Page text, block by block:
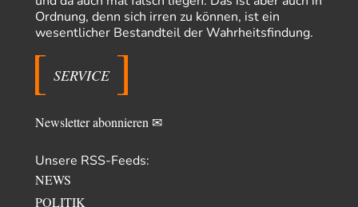
Stefan M
vor 17 Stunden zu:
Masseninvasion von Ceuta: Ein organisierter Angriff
Ja ja, das ist der Fluch der schönen neuen Smartphone-Zeit. Einer ruft und
Zehntausende dackeln…
Schattenland vor 21 Stunden zu:
Unkabarettistische Anstalten
Dem schließe ich mich 100 pro an - das deutsche politische Kabarett ist
tot (Lisa…
YaSavor 22 Stunden zu:
Dissonanzen
Kleine Korrektur: Anders als Moshe Zuckermann schildet gab es in den
1960er und 1970er Jahren…
Ordnung, denn sich irren zu können, ist ein
wesentlicher Bestandteil der Wahrheitsfindung.
SERVICE
Newsletter abonnieren ✉
Unsere RSS-Feeds:
NEWS
POLITIK